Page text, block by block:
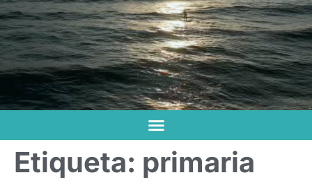
Etiqueta: primaria